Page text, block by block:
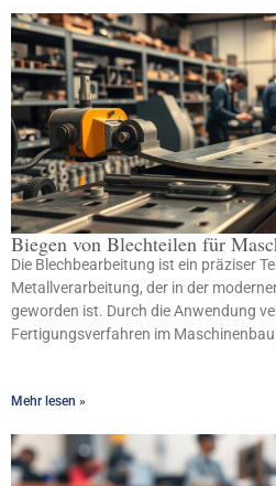
Biegen von Blechteilen für
Die Blechbearbeitung ist ein präziser
Metallverarbeitung, der in der
geworden ist. Durch die Anwendung
Fertigungsverfahren im
Mehr lesen »